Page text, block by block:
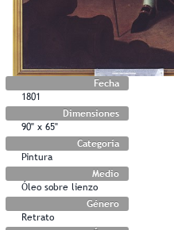
Fecha
1801
Dimensiones
90" x 65"
Categoría
Pintura
Medio
Óleo sobre lienzo
Género
Retrato